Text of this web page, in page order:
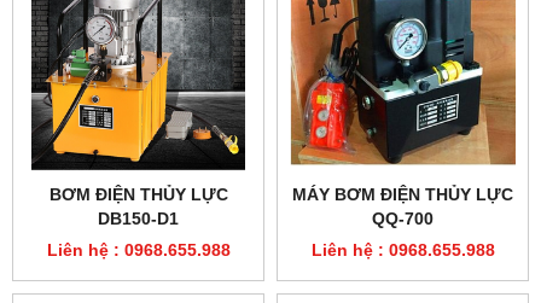
BƠM ĐIỆN THỦY LỰC
DB150-D1
Liên hệ : 0968.655.988
MÁY BƠM ĐIỆN THỦY LỰC
QQ-700
Liên hệ : 0968.655.988